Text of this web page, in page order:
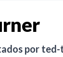
por ted-